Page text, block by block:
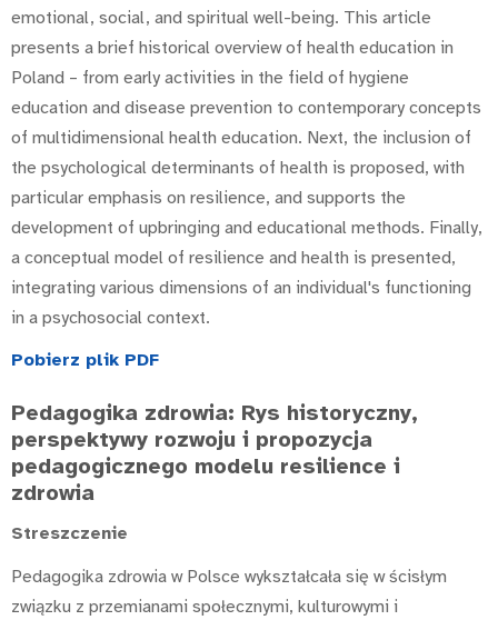
emotional, social, and spiritual well-being. This article
presents a brief historical overview of health education in
Poland – from early activities in the field of hygiene
education and disease prevention to contemporary concepts
of multidimensional health education. Next, the inclusion of
the psychological determinants of health is proposed, with
particular emphasis on resilience, and supports the
development of upbringing and educational methods. Finally,
a conceptual model of resilience and health is presented,
integrating various dimensions of an individual's functioning
in a psychosocial context.
Pobierz plik PDF
Pedagogika zdrowia: Rys historyczny,
perspektywy rozwoju i propozycja
pedagogicznego modelu resilience i
zdrowia
Streszczenie
Pedagogika zdrowia w Polsce wykształcała się w ścisłym
związku z przemianami społecznymi, kulturowymi i